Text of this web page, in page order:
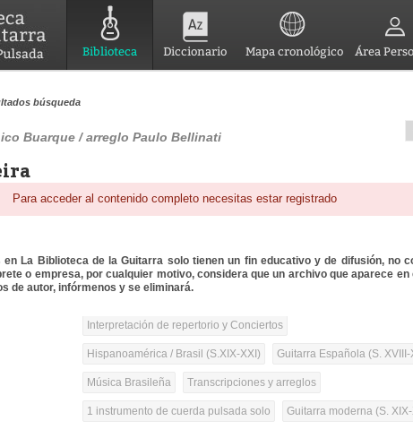
Biblioteca Diccionario Mapa cronológico Área
búsqueda
Buarque / arreglo Paulo Bellinati
Para acceder al contenido completo necesitas estar registrado
en La Biblioteca de la Guitarra solo tienen un fin educativo y de difusión, no
o empresa, por cualquier motivo, considera que un archivo que aparece en
de autor, infórmenos y se eliminará.
Interpretación de repertorio y Conciertos
Hispanoamérica / Brasil (S.XIX-XXI) Guitarra Española (S. XVIII-
Música Brasileña Transcripciones y arreglos
1 instrumento de cuerda pulsada solo Guitarra moderna (S.